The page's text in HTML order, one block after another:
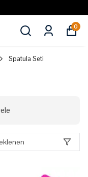
0
Spatula Seti